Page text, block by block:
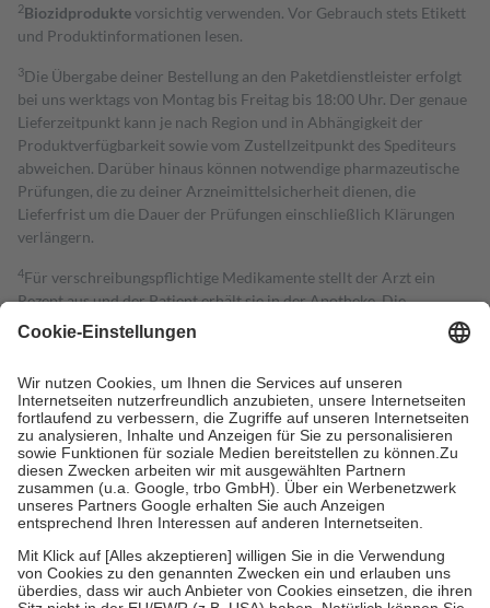
2Biozidproduktevorsichtig verwenden. Vor Gebrauch stets Etikett
und Produktinformationen lesen.
3Die Übergabe deiner Bestellung an den Paketdienstleister erfolgt
bei uns werktags von Montag bis Freitag bis 18:00 Uhr. Der genaue
Lieferzeitpunkt kann je nach Region und in Abhängigkeit der
Produktverfügbarkeit sowie vom Zustellzeitpunkt des Spediteurs
abweichen. Darüber hinaus können notwendige pharmazeutische
Prüfungen, die zu deiner Arzneimittelsicherheit dienen, die
Lieferfrist um die Dauer der Prüfungen einschließlich Klärungen
verlängern.
4Für verschreibungspflichtige Medikamente stellt der Arzt ein
Rezept aus und der Patient erhält sie in der Apotheke. Die
gesetzliche Krankenversicherung übernimmt in der Regel die
Kosten dafür, der Versicherte trägt einen Teil davon als Zuzahlung
Grundsätzlich leisten Mitglieder Zuzahlungen in Höhe von zehn
Prozent des Abgabepreises,mindestens jedochfünf Euround
höchstens zehn Euro.Es sind jedoch nie mehr als die tatsächlichen
Kosten der Leistung zu entrichten.
Diese Regeln gelten grundsätzlich auch für Online-Apotheken.
Bei Heilmitteln und häuslicher Krankenpflege beträgt die
Zuzahlung zehn Prozent der Kosten sowie zehn Euro je
Verordnung.
Um das Engagement der Versicherten für ihre eigene Gesundheit zu
stärken und die besondere Stellung der Familie zu unterstützen,